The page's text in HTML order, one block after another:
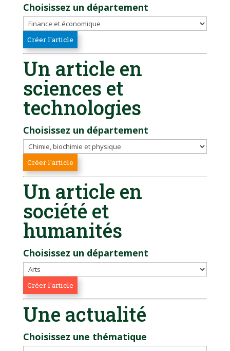
Choisissez un département
Un article en
sciences et
technologies
Choisissez un département
Un article en
société et
humanités
Choisissez un département
Une actualité
Choisissez une thématique